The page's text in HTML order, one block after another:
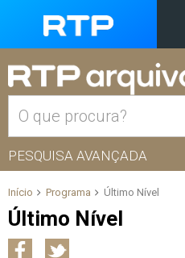
PESQUISA AVANÇADA
Início Programa Último Nível
Último Nível